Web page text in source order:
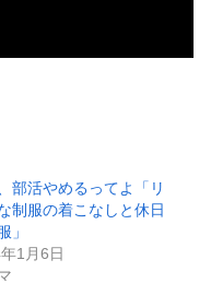
部活やめるってよ「リ
制服の着こなしと休日
」
1月6日